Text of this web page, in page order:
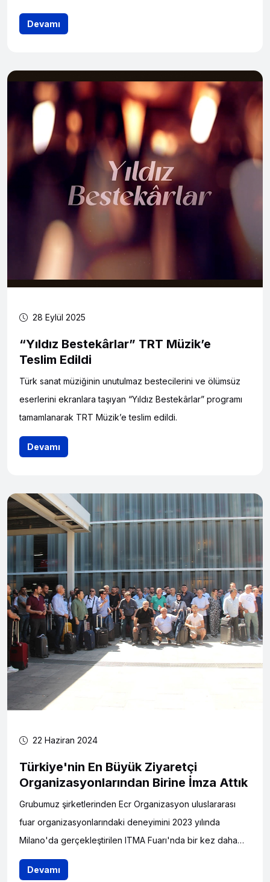
geleneğini ve yöresel ezgilerini izleyiciyle buluşturmayı
hedefliyor.
Devamı
28 Eylül 2025
“Yıldız Bestekârlar” TRT Müzik’e
Teslim Edildi
Türk sanat müziğinin unutulmaz bestecilerini ve ölümsüz
eserlerini ekranlara taşıyan “Yıldız Bestekârlar” programı
tamamlanarak TRT Müzik’e teslim edildi.
Devamı
22 Haziran 2024
Türkiye'nin En Büyük Ziyaretçi
Organizasyonlarından Birine İmza Attık
Grubumuz şirketlerinden Ecr Organizasyon uluslararası
fuar organizasyonlarındaki deneyimini 2023 yılında
Milano'da gerçekleştirilen ITMA Fuarı'nda bir kez daha
ortaya koydu.Yaklaşık 970 Sektör Temsilcisi ITMA 2023
Yolculuğunda Bizi Tercih Etti
Devamı